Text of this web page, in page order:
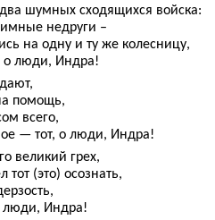
шумных сходящихся войска:
недруги –
на одну и ту же колесницу,
о люди, Индра!
помощь,
всего,
— тот, о люди, Индра!
великий грех,
(это) осознать,
люди, Индра!